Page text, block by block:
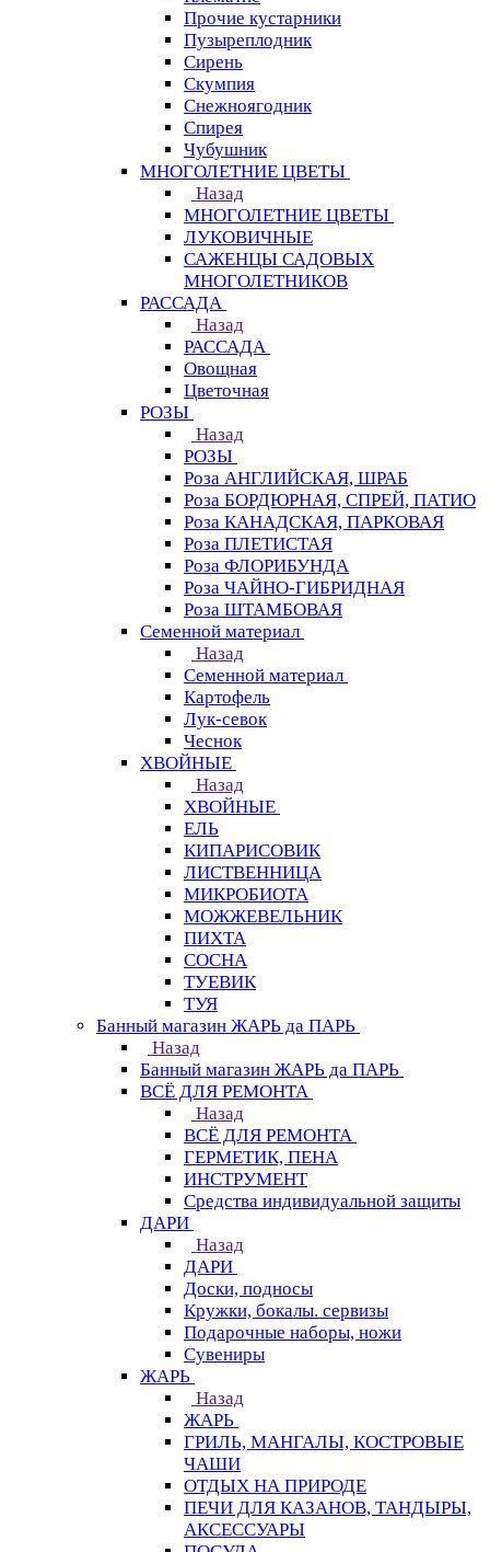
Прочие кустарники
Пузыреплодник
Сирень
Скумпия
Снежноягодник
Спирея
Чубушник
МНОГОЛЕТНИЕ ЦВЕТЫ
Назад
МНОГОЛЕТНИЕ ЦВЕТЫ
ЛУКОВИЧНЫЕ
САЖЕНЦЫ САДОВЫХ
МНОГОЛЕТНИКОВ
РАССАДА
Назад
РАССАДА
Овощная
Цветочная
РОЗЫ
Назад
РОЗЫ
Роза АНГЛИЙСКАЯ, ШРАБ
Роза БОРДЮРНАЯ, СПРЕЙ, ПАТИО
Роза КАНАДСКАЯ, ПАРКОВАЯ
Роза ПЛЕТИСТАЯ
Роза ФЛОРИБУНДА
Роза ЧАЙНО-ГИБРИДНАЯ
Роза ШТАМБОВАЯ
Семенной материал
Назад
Семенной материал
Картофель
Лук-севок
Чеснок
ХВОЙНЫЕ
Назад
ХВОЙНЫЕ
ЕЛЬ
КИПАРИСОВИК
ЛИСТВЕННИЦА
МИКРОБИОТА
МОЖЖЕВЕЛЬНИК
ПИХТА
СОСНА
ТУЕВИК
ТУЯ
Банный магазин ЖАРЬ да ПАРЬ
Назад
Банный магазин ЖАРЬ да ПАРЬ
ВСЁ ДЛЯ РЕМОНТА
Назад
ВСЁ ДЛЯ РЕМОНТА
ГЕРМЕТИК, ПЕНА
ИНСТРУМЕНТ
Средства индивидуальной защиты
ДАРИ
Назад
ДАРИ
Доски, подносы
Кружки, бокалы. сервизы
Подарочные наборы, ножи
Сувениры
ЖАРЬ
Назад
ЖАРЬ
ГРИЛЬ, МАНГАЛЫ, КОСТРОВЫЕ
ЧАШИ
ОТДЫХ НА ПРИРОДЕ
ПЕЧИ ДЛЯ КАЗАНОВ, ТАНДЫРЫ,
АКСЕССУАРЫ